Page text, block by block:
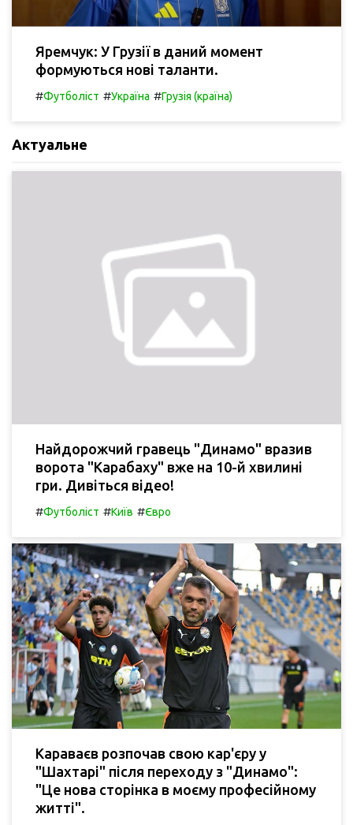
Яремчук: У Грузії в даний момент
формуються нові таланти.
#Футболіст #Україна #Грузія (країна)
Актуальне
Найдорожчий гравець "Динамо" вразив
ворота "Карабаху" вже на 10-й хвилині
гри. Дивіться відео!
#Футболіст #Київ #Євро
Караваєв розпочав свою кар'єру у
"Шахтарі" після переходу з "Динамо":
"Це нова сторінка в моєму професійному
житті".